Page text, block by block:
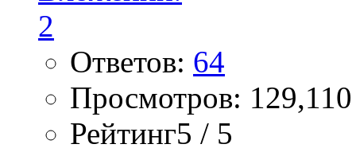
Ответов: 64
Просмотров: 129,110
Рейтинг5 / 5